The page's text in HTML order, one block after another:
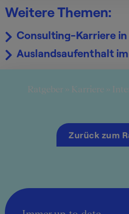
Weitere Themen:
Consulting-Karriere
Auslandsaufenthalt
Ratgeber » Karriere »
Zurück zum